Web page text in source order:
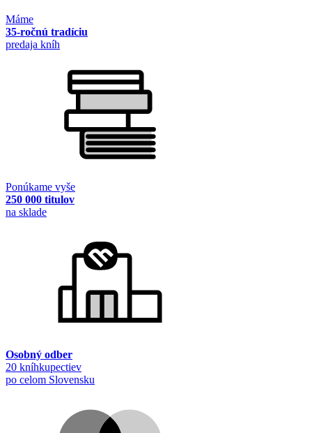
Máme
35-ročnú tradíciu
predaja kníh
Ponúkame vyše
250 000 titulov
na sklade
Osobný odber
20 kníhkupectiev
po celom Slovensku